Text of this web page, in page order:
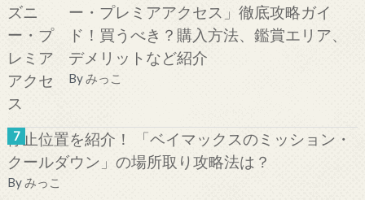
ー・プレミアアクセス」徹底攻略ガイ
ド！買うべき？購入方法、鑑賞エリア、
デメリットなど紹介
Byみっこ
停止位置を紹介！ 「ベイマックスのミッション・
クールダウン」の場所取り攻略法は？
Byみっこ